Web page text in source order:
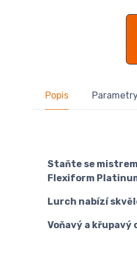
Popis
Staňte se
Flexiform
Lurch nabízí
Voňavý a křupavý